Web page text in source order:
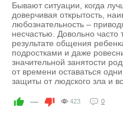
Бывают ситуации, когда
доверчивая открытость,
любознательность –
несчастью. Довольно часто
результате общения
подростками и даже
значительной занятости
от времени оставаться
защиты от людского зла и
— 423 0